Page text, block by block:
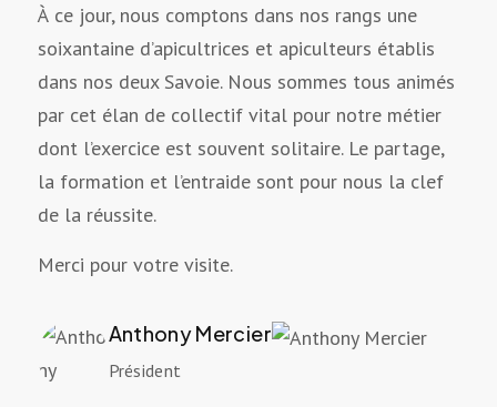
À ce jour, nous comptons dans nos rangs une
soixantaine d’apicultrices et apiculteurs établis
dans nos deux Savoie. Nous sommes tous animés
par cet élan de collectif vital pour notre métier
dont l’exercice est souvent solitaire. Le partage,
la formation et l’entraide sont pour nous la clef
de la réussite.
Merci pour votre visite.
Anthony Mercier
Président